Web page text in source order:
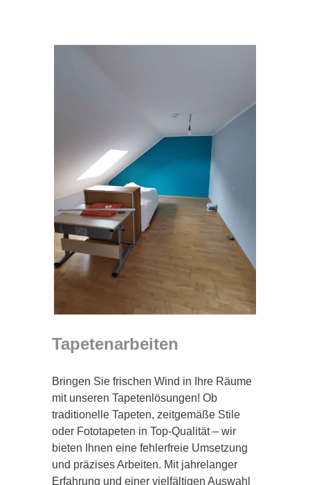
Tapetenarbeiten
Bringen Sie frischen Wind in Ihre Räume
mit unseren Tapetenlösungen! Ob
traditionelle Tapeten, zeitgemäße Stile
oder Fototapeten in Top-Qualität – wir
bieten Ihnen eine fehlerfreie Umsetzung
und präzises Arbeiten. Mit jahrelanger
Erfahrung und einer vielfältigen Auswahl